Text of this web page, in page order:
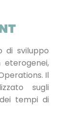
di sviluppo
Il
sugli
tempi di